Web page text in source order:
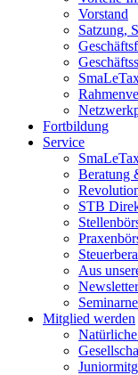
Vorstand
Satzung,
Fortbildung
Service
Beratung
STB
Aus
Newsletter
Mitglied werden